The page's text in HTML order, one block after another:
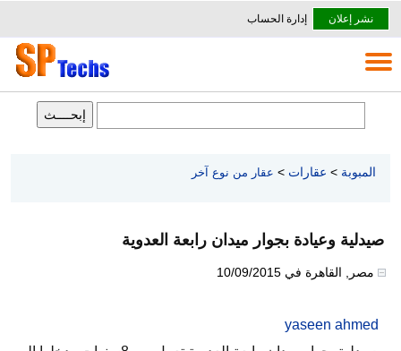
نشر إعلان إدارة الحساب
المبوبة > عقارات > عقار من نوع آخر
صيدلية وعيادة بجوار ميدان رابعة العدوية
مصر القاهرة في 10/09/2015
yaseen ahmed